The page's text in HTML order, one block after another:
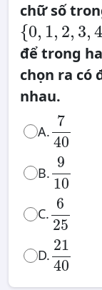
chữ số
{0, 1, 2, 3, 4
{0 1 2, 3,4 ,
để trong
chọn ra có
nhau.
A.
7
40
740
B.
9
10
910
C.
6
25
625
D.
21
40
21